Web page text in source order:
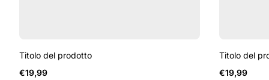
Titolo del prodotto
Prezzo
€19,99
Titolo del
Prezzo
€19,99